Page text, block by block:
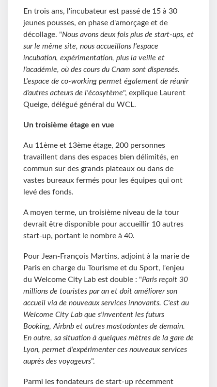
En trois ans, l'incubateur est passé de 15 à 30
jeunes pousses, en phase d'amorçage et de
décollage. "Nous avons deux fois plus de start-ups, et
sur le même site, nous accueillons l'espace
incubation, expérimentation, plus la veille et
l'académie, où des cours du Cnam sont dispensés.
L'espace de co-working permet également de réunir
d'autres acteurs de l'écosytème", explique Laurent
Queige, délégué général du WCL.
Un troisième étage en vue
Au 11ème et 13ème étage, 200 personnes
travaillent dans des espaces bien délimités, en
commun sur des grands plateaux ou dans de
vastes bureaux fermés pour les équipes qui ont
levé des fonds.
A moyen terme, un troisième niveau de la tour
devrait être disponible pour accueillir 10 autres
start-up, portant le nombre à 40.
Pour Jean-François Martins, adjoint à la marie de
Paris en charge du Tourisme et du Sport, l'enjeu
du Welcome City Lab est double : "Paris reçoit 30
millions de touristes par an et doit améliorer son
accueil via de nouveaux services innovants. C'est au
Welcome City Lab que s'inventent les futurs
Booking, Airbnb et autres mastodontes de demain.
En outre, sa situation à quelques mètres de la gare de
Lyon, permet d'expérimenter ces nouveaux services
auprès des voyageurs".
Parmi les fondateurs de start-up récemment